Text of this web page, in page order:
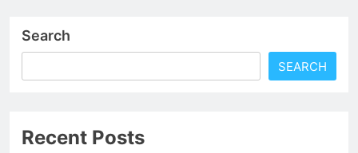
Search
SEARCH
Recent Posts